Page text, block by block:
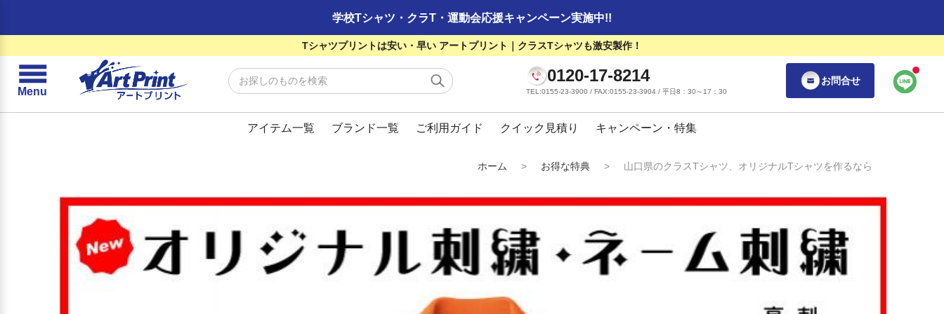
学校Tシャツ・クラT・運動会応援キャンペーン実施中!!
Tシャツプリントは安い・早い アートプリント｜クラスTシャツも激安製作！
☰
Menu
0120-17-8214
TEL:0155-23-3900 / FAX:0155-23-3904 / 平日8：30～17：30
お問合せ
アイテム一覧 ブランド一覧 ご利用ガイド クイック見積り キャンペーン・特集
ホーム > お得な特典 > 山口県のクラスTシャツ、オリジナルTシャツを作るなら